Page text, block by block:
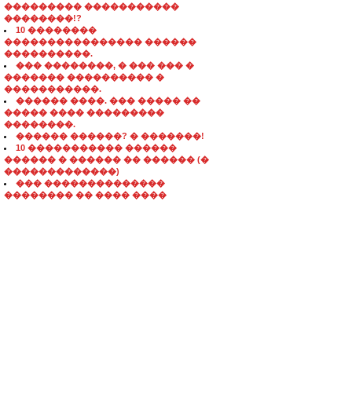
��������� �����������
��������!?
10 ��������
���������������� ������
����������.
��� ��������, � ��� ��� �
������� ���������� �
�����������.
������ ����. ��� ����� ��
����� ���� ���������
��������.
������ ������? � �������!
10 ����������� ������
������ � ������ �� ������ (�
�������������)
��� ��������������
�������� �� ���� ����